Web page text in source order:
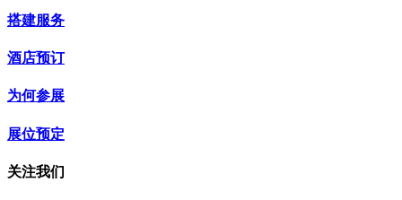
搭建服务
酒店预订
为何参展
展位预定
关注我们